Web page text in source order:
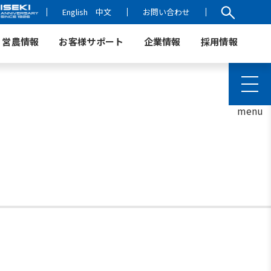
English 中文 お問い合わせ
営農情報 お客様サポート 企業情報 採用情報
menu